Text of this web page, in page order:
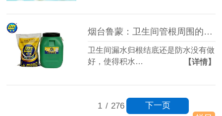
烟台鲁蒙：卫生间管根周围的防水施工
卫生间漏水归根结底还是防水没有做
好，使得积水…
【详情】
1 / 276 下一页